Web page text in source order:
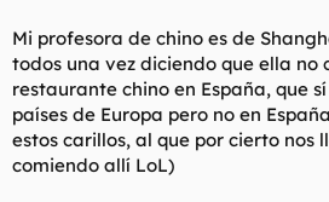
Mi profesora de chino es de
todos una vez diciendo que ella no
restaurante chino en España, que
países de Europa pero no en
estos carillos, al que por cierto nos
comiendo allí LoL)